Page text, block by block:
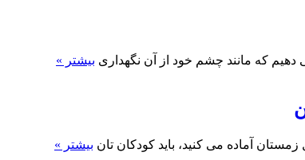
دهیم که مانند چشم خود از آن نگهداری بیشتر »
آماده می کنید، باید کودکان تان بیشتر »